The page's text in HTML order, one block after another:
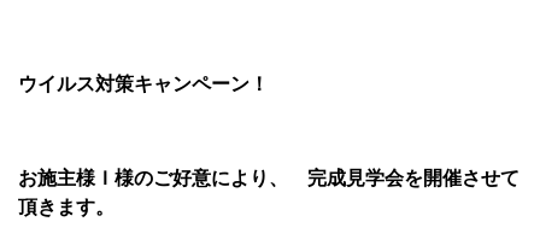
ウイルス対策キャンペーン！
お施主様Ｉ様のご好意により、 完成見学会を開催させて
頂きます。